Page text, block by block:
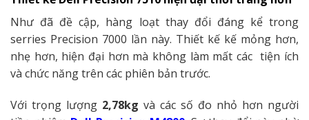
Như đã đề cập, hàng loạt thay đổi đáng kể trong
serries Precision 7000 lần này. Thiết kế kế mỏng hơn,
nhẹ hơn, hiện đại hơn mà không làm mất các tiện ích
và chức năng trên các phiên bản trước.
Với trọng lượng 2,78kg và các số đo nhỏ hơn người